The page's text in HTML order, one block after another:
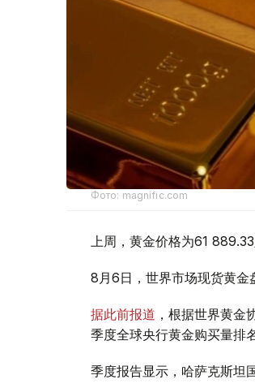
Фото: magnific.com
上周，黄金价格为61
8月6日，世界市场现货黄金
据此前报道 ，根据世界黄
季度全球央行黄金购买量排
季度报告显示，哈萨克斯坦